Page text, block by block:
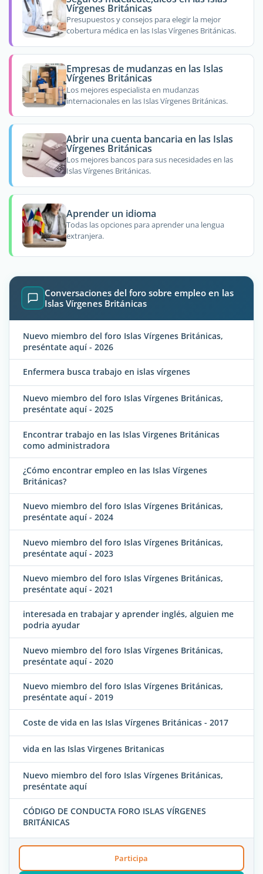
Vírgenes Británicas
Presupuestos y consejos para elegir la mejor
cobertura médica en las Islas Vírgenes Británicas.
Empresas de mudanzas en las Islas
Vírgenes Británicas
Los mejores especialista en mudanzas
internacionales en las Islas Vírgenes Británicas.
Abrir una cuenta bancaria en las Islas
Vírgenes Británicas
Los mejores bancos para sus necesidades en las
Islas Vírgenes Británicas.
Aprender un idioma
Todas las opciones para aprender una lengua
extranjera.
Conversaciones del foro sobre empleo en las
Islas Vírgenes Británicas
Nuevo miembro del foro Islas Vírgenes Británicas,
preséntate aquí - 2026
Enfermera busca trabajo en islas vírgenes
Nuevo miembro del foro Islas Vírgenes Británicas,
preséntate aquí - 2025
Encontrar trabajo en las Islas Virgenes Británicas
como administradora
¿Cómo encontrar empleo en las Islas Vírgenes
Británicas?
Nuevo miembro del foro Islas Vírgenes Británicas,
preséntate aquí - 2024
Nuevo miembro del foro Islas Vírgenes Británicas,
preséntate aquí - 2023
Nuevo miembro del foro Islas Vírgenes Británicas,
preséntate aquí - 2021
interesada en trabajar y aprender inglés, alguien me
podria ayudar
Nuevo miembro del foro Islas Vírgenes Británicas,
preséntate aquí - 2020
Nuevo miembro del foro Islas Vírgenes Británicas,
preséntate aquí - 2019
Coste de vida en las Islas Vírgenes Británicas - 2017
vida en las Islas Virgenes Britanicas
Nuevo miembro del foro Islas Vírgenes Británicas,
preséntate aquí
CÓDIGO DE CONDUCTA FORO ISLAS VÍRGENES
BRITÁNICAS
Participa